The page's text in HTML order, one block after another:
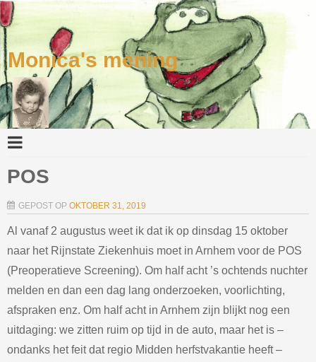
Monica's mening
POS
GEPOST OP OKTOBER 31, 2019
Al vanaf 2 augustus weet ik dat ik op dinsdag 15 oktober
naar het Rijnstate Ziekenhuis moet in Arnhem voor de POS
(Preoperatieve Screening). Om half acht ’s ochtends nuchter
melden en dan een dag lang onderzoeken, voorlichting,
afspraken enz. Om half acht in Arnhem zijn blijkt nog een
uitdaging: we zitten ruim op tijd in de auto, maar het is –
ondanks het feit dat regio Midden herfstvakantie heeft –